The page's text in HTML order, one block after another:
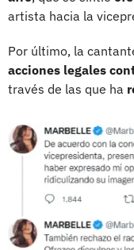
artista hacia la
Por último, la
acciones legales
través de las que ha